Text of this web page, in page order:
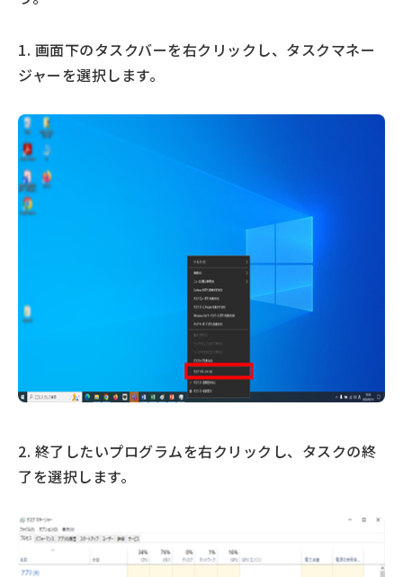
1. 画面下のタスクバーを右クリックし、タスクマネー
ジャーを選択します。
2. 終了したいプログラムを右クリックし、タスクの終
了を選択します。